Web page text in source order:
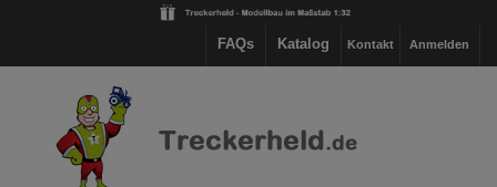
Anmelden
Kontakt
Katalog
FAQs